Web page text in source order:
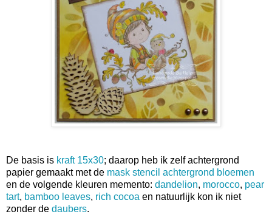
De basis is kraft 15x30; daarop heb ik zelf achtergrond
papier gemaakt met de mask stencil achtergrond bloemen
en de volgende kleuren memento: dandelion, morocco, pear
tart, bamboo leaves, rich cocoa en natuurlijk kon ik niet
zonder de daubers.